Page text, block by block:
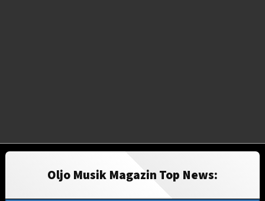
Oljo Musik Magazin Top News: